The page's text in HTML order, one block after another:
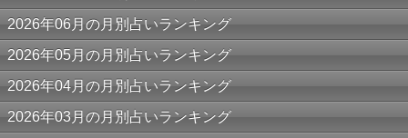
2026年06月の月別占いランキング
2026年05月の月別占いランキング
2026年04月の月別占いランキング
2026年03月の月別占いランキング